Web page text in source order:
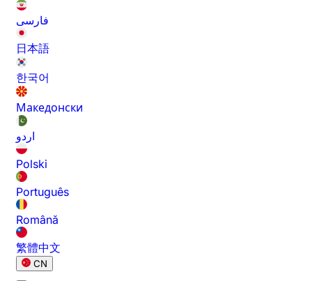
فارسی
日本語
한국어
Македонски
اردو
Polski
Português
Română
繁體中文
CN